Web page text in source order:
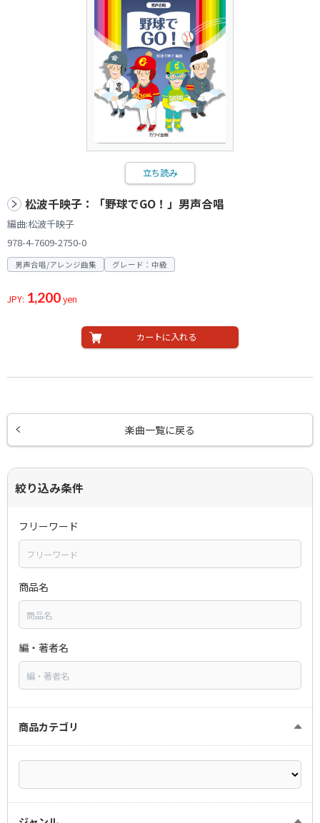
立ち読み
松波千映子：「野球でGO！」男声合唱
編曲:松波千映子
978-4-7609-2750-0
男声合唱/アレンジ曲集 グレード：中級
JPY: 1,200yen
カートに入れる
楽曲一覧に戻る
絞り込み条件
フリーワード
商品名
編・著者名
商品カテゴリ